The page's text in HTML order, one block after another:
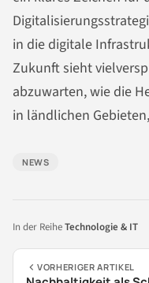
in die digitale
Zukunft sieht
abzuwarten, wie die
in ländlichen
NEWS
In der ReiheTechnologie & IT
VORHERIGER ARTIKEL